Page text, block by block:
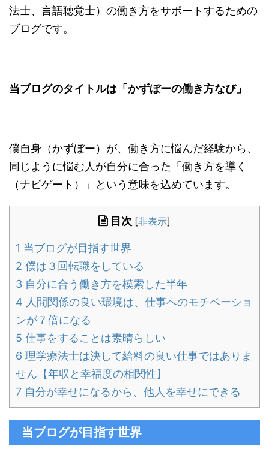
法士、言語聴覚士）の働き方をサポートするための
ブログです。
当ブログのタイトルは「かずぼーの働き方なび」
僕自身（かずぼー）が、働き方に悩んだ経験から、
同じように悩む人が自分に合った「働き方を導く
（ナビゲート）」という意味を込めています。
目次 [非表示]
1 当ブログが目指す世界
2 僕は３回転職をしている
3 自分に合う働き方を模索した半年
4 人間関係の良い環境は、仕事へのモチベーショ
ンが７倍になる
5 仕事をすることは素晴らしい
6 理学療法士は決して給料の良い仕事ではありま
せん【年収と幸福度の相関性】
7 自分が幸せになるから、他人を幸せにできる
当ブログが目指す世界